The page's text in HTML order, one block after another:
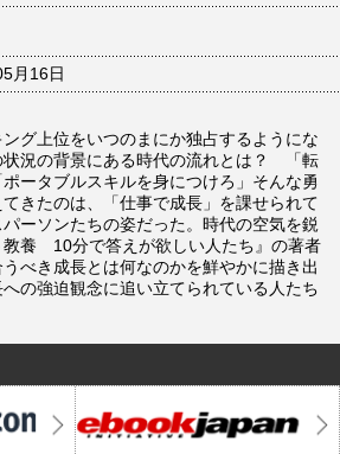
月16日
グ上位をいつのまにか独占するようにな
状況の背景にある時代の流れとは？ 「転
ータブルスキルを身につけろ」そんな勇
きたのは、「仕事で成長」を課せられて
ーソンたちの姿だった。時代の空気を鋭
教養 10分で答えが欲しい人たち』の著者
べき成長とは何なのかを鮮やかに描き出
の強迫観念に追い立てられている人たち